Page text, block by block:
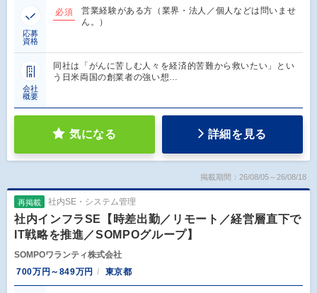
応募
資格
必須
営業経験がある方（業界・法人／個人などは問いませ
ん。）
会社
概要
同社は「がんに苦しむ人々を経済的苦難から救いたい」とい
う日米両国の創業者の強い想…
気になる 詳細を見る
掲載期間：26/08/05～26/08/18
再掲載 社内SE・システム管理
社内インフラSE【時差出勤／リモート／経営層直下で
IT戦略を推進／SOMPOグループ】
SOMPOワランティ株式会社
700万円～849万円
東京都